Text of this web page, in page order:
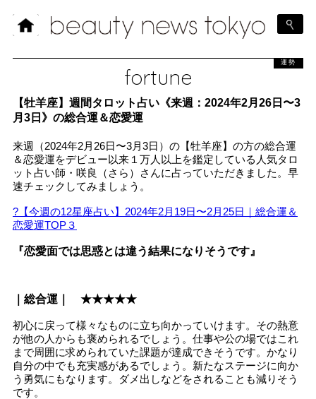
fortune
運勢
【牡羊座】週間タロット占い《来週：2024年2月26日〜3
月3日》の総合運＆恋愛運
来週（2024年2月26日〜3月3日）の【牡羊座】の方の総合運
＆恋愛運をデビュー以来１万人以上を鑑定している人気タロ
ット占い師・咲良（さら）さんに占っていただきました。早
速チェックしてみましょう。
?【今週の12星座占い】2024年2月19日〜2月25日｜総合運＆
恋愛運TOP３
『恋愛面では思惑とは違う結果になりそうです』
｜総合運｜ ★★★★★
初心に戻って様々なものに立ち向かっていけます。その熱意
が他の人からも褒められるでしょう。仕事や公の場ではこれ
まで周囲に求められていた課題が達成できそうです。かなり
自分の中でも充実感があるでしょう。新たなステージに向か
う勇気にもなります。ダメ出しなどをされることも減りそう
です。